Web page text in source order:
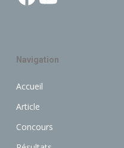
Navigation
Accueil
Article
Concours